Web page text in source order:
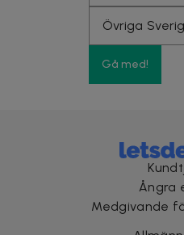
Gå med!
Ångra
Medgivande